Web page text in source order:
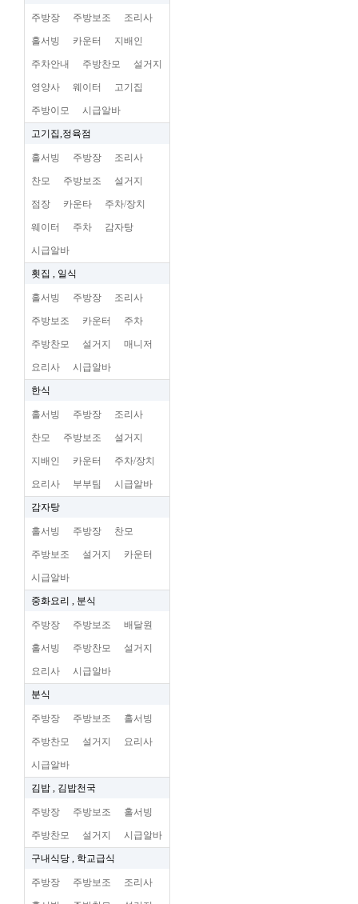
주방장 주방보조 조리사
홀서빙 카운터 지배인
주차안내 주방찬모 설거지
영양사 웨이터 고기집
주방이모 시급알바
고기집,정육점
홀서빙 주방장 조리사
찬모 주방보조 설거지
점장 카운타 주차/장치
웨이터 주차 감자탕
시급알바
횟집 , 일식
홀서빙 주방장 조리사
주방보조 카운터 주차
주방찬모 설거지 매니저
요리사 시급알바
한식
홀서빙 주방장 조리사
찬모 주방보조 설거지
지배인 카운터 주차/장치
요리사 부부팀 시급알바
감자탕
홀서빙 주방장 찬모
주방보조 설거지 카운터
시급알바
중화요리 , 분식
주방장 주방보조 배달원
홀서빙 주방찬모 설거지
요리사 시급알바
분식
주방장 주방보조 홀서빙
주방찬모 설거지 요리사
시급알바
김밥 , 김밥천국
주방장 주방보조 홀서빙
주방찬모 설거지 시급알바
구내식당 , 학교급식
주방장 주방보조 조리사